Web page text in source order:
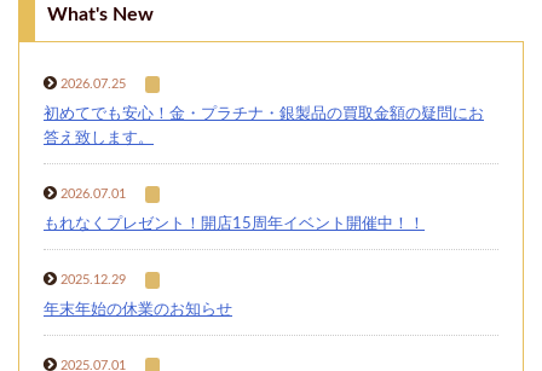
What's New
2026.07.25
初めてでも安心！金・プラチナ・銀製品の買取金額の疑問にお
答え致します。
2026.07.01
もれなくプレゼント！開店15周年イベント開催中！！
2025.12.29
年末年始の休業のお知らせ
2025.07.01